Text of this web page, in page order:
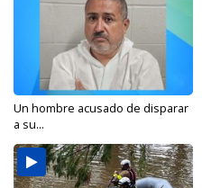
Un hombre acusado de disparar
a su...